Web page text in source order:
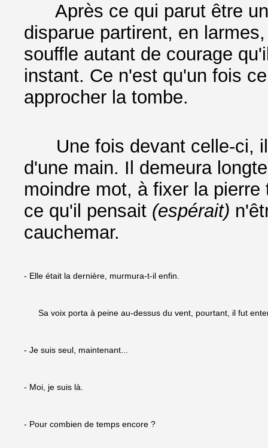
Après ce qui parut être
disparue partirent, en
souffle autant de courage
instant. Ce n'est qu'un fois
approcher la tombe.
Une fois devant celle-ci, il
d'une main. Il demeura
moindre mot, à fixer la
ce qu'il pensait (espérait)
cauchemar.
- Elle était la dernière, murmura-t-il enfin.
Sa voix porta à peine au-dessus du vent, pourtant, il fut
- Je suis seul, maintenant...
- Moi, je suis là.
- Pour combien de temps encore ?